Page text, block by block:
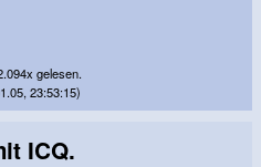
gelesen.
23:53:15)
ICQ.